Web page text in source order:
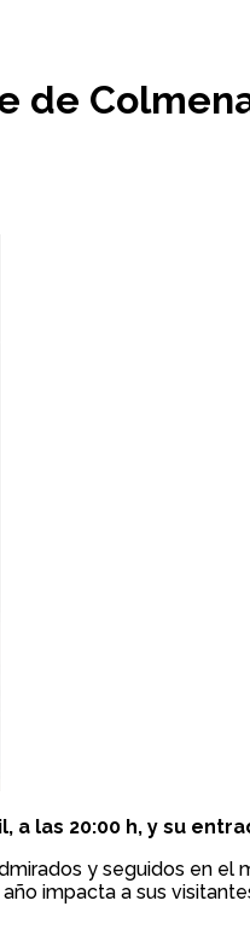
de
las 20:00 h, y su
y seguidos en el
impacta a sus